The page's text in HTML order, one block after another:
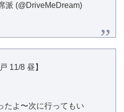
派 (@DriveMeDream)
11/8 昼】
たよ〜次に行ってもい